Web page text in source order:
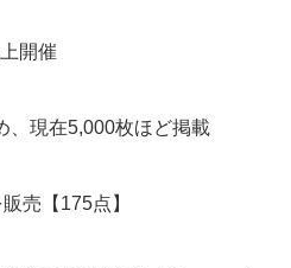
開催
、現在5,000枚ほど掲載
売【175点】